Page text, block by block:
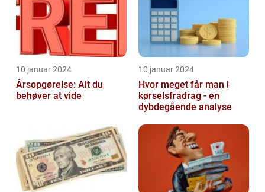
10 januar 2024
Årsopgørelse: Alt du
behøver at vide
10 januar 2024
Hvor meget får man i
kørselsfradrag - en
dybdegående analyse